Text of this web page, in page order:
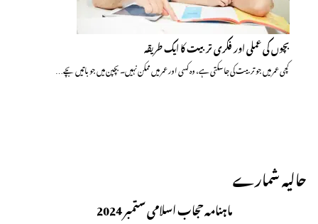
بچوں کی عملی اور فکری تربیت کا ایک طریقہ
کچی عمر میں جو تربیت کی جاسکتی ہے، وہ کسی اور عمر میں ممکن نہیں۔ بچپن میں جو باتیں بچے…
حالیہ شمارے
ماہنامہ حجاب اسلامی ستمبر 2024